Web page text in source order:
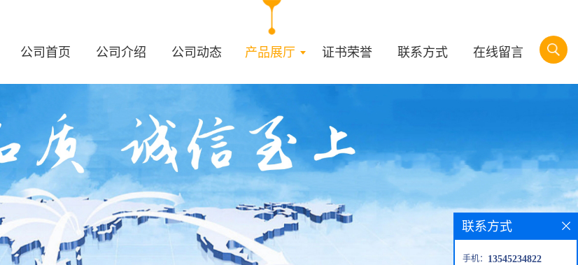
公司首页 公司介绍 公司动态 产品展厅 证书荣誉 联系方式 在线留言
联系方式
手机： 13545234822